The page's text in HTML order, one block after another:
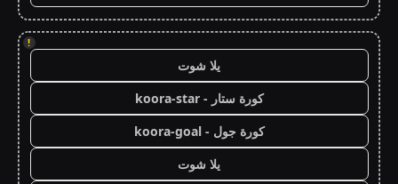
!
يلا شوت
كورة ستار - koora-star
كورة جول - koora-goal
يلا شوت